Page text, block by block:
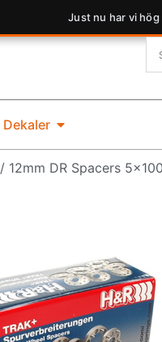
Just nu har vi
Dekaler
/ 12mm DR Spacers